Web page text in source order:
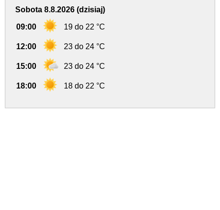
Sobota 8.8.2026 (dzisiaj)
09:00 19 do 22 °C
12:00 23 do 24 °C
15:00 23 do 24 °C
18:00 18 do 22 °C